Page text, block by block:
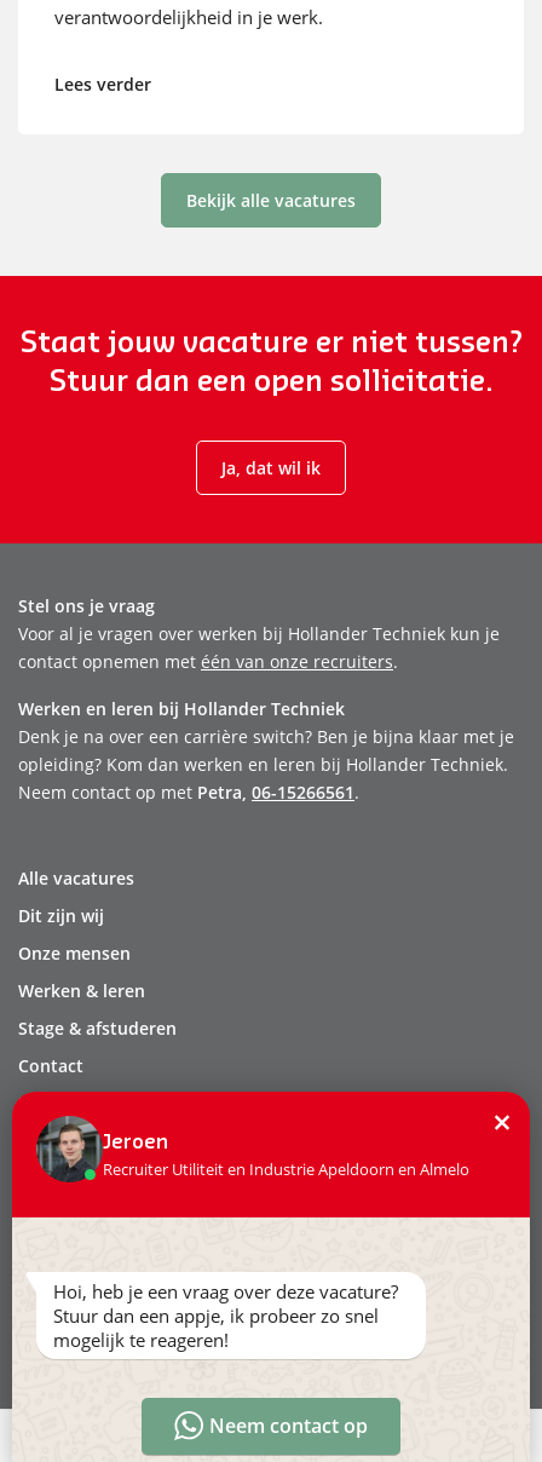
verantwoordelijkheid in je werk.
Lees verder
Bekijk alle vacatures
Staat jouw vacature er niet tussen?
Stuur dan een open sollicitatie.
Ja, dat wil ik
Direct solliciteren
×
Jeroen
Recruiter Utiliteit en Industrie Apeldoorn en Almelo
Hoi, heb je een vraag over deze vacature?
Stuur dan een appje, ik probeer zo snel
mogelijk te reageren!
Neem contact op
Stel ons je vraag
Voor al je vragen over werken bij Hollander Techniek kun je
contact opnemen met één van onze recruiters.
Werken en leren bij Hollander Techniek
Denk je na over een carrière switch? Ben je bijna klaar met je
opleiding? Kom dan werken en leren bij Hollander Techniek.
Neem contact op met Petra, 06-15266561.
Alle vacatures
Dit zijn wij
Onze mensen
Werken & leren
Stage & afstuderen
Contact
Privacy
Leveringsvoorwaarden
Ga naar www.hollandertechniek.nl